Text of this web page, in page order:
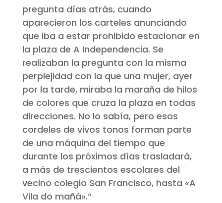
pregunta días atrás, cuando
aparecieron los carteles anunciando
que iba a estar prohibido estacionar en
la plaza de A Independencia. Se
realizaban la pregunta con la misma
perplejidad con la que una mujer, ayer
por la tarde, miraba la maraña de hilos
de colores que cruza la plaza en todas
direcciones. No lo sabía, pero esos
cordeles de vivos tonos forman parte
de una máquina del tiempo que
durante los próximos días trasladará,
a más de trescientos escolares del
vecino colegio San Francisco, hasta «A
Vila do mañá».“